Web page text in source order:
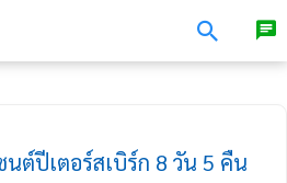
นต์ปีเตอร์สเบิร์ก 8 วัน 5 คืน